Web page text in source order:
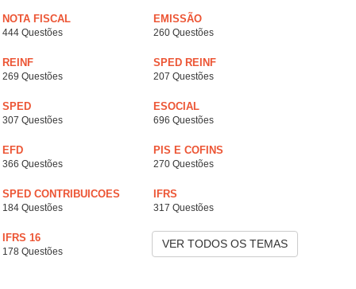
NOTA FISCAL
444 Questões
EMISSÃO
260 Questões
REINF
269 Questões
SPED REINF
207 Questões
SPED
307 Questões
ESOCIAL
696 Questões
EFD
366 Questões
PIS E COFINS
270 Questões
SPED CONTRIBUICOES
184 Questões
IFRS
317 Questões
IFRS 16
178 Questões
VER TODOS OS TEMAS